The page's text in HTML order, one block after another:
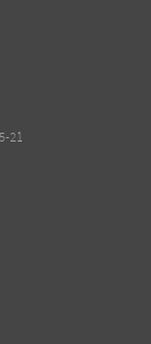
21